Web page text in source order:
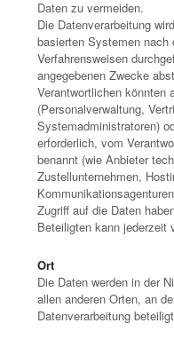
Daten zu vermeiden.
Die Datenverarbeitung
basierten Systemen nach
Verfahrensweisen
angegebenen Zwecke
Verantwortlichen könnten
(Personalverwaltung,
Systemadministratoren)
erforderlich, vom
benannt (wie Anbieter
Zustellunternehmen,
Zugriff auf die Daten
Beteiligten kann jederzeit
Ort
Die Daten werden in der
allen anderen Orten, an
Datenverarbeitung